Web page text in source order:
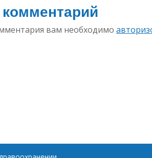
вам необходимо